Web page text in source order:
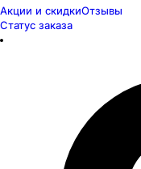
Акции и скидкиОтзывы
Статус заказа